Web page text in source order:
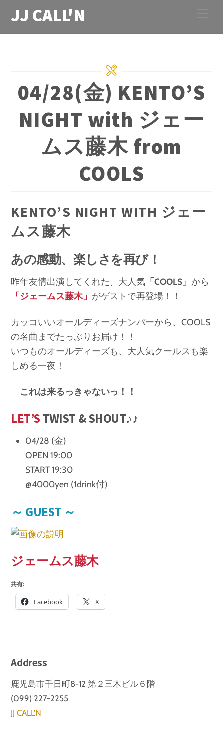
content
JJ CALL'N
04/28(金) KENTO’S
NIGHT with ジェー
ムス藤木 from
COOLS
KENTO’S NIGHT WITH ジェー
ムス藤木
あの感動、楽しさを再び！
昨年友情出演してくれた、大人気 「COOLS」 から
「ジェームス藤木」 がゲストで再登場！！
カッコいいオールディーズナンバーから、COOLS
の名曲までたっぷりお届け！！
いつものオールディーズも、大人気クールスも楽
しめる一夜！
これは来るっきゃないっ！！
LET’STWIST & SHOUT♪♪
04/28 (金)
OPEN 19:00
START 19:30
@4000yen (1drink付)
～ GUEST ～
ジェームス藤木
共有:
Facebook X
Address
鹿児島市千日町8-12 第２三木ビル６階
(099) 227-2255
JJ CALL'N